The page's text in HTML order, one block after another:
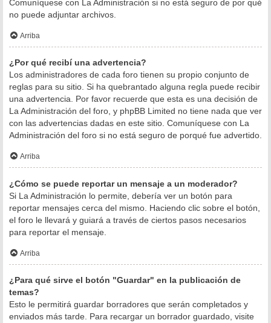
Comuníquese con La Administración si no está seguro de por qué
no puede adjuntar archivos.
Arriba
¿Por qué recibí una advertencia?
Los administradores de cada foro tienen su propio conjunto de
reglas para su sitio. Si ha quebrantado alguna regla puede recibir
una advertencia. Por favor recuerde que esta es una decisión de
La Administración del foro, y phpBB Limited no tiene nada que ver
con las advertencias dadas en este sitio. Comuníquese con La
Administración del foro si no está seguro de porqué fue advertido.
Arriba
¿Cómo se puede reportar un mensaje a un moderador?
Si La Administración lo permite, debería ver un botón para
reportar mensajes cerca del mismo. Haciendo clic sobre el botón,
el foro le llevará y guiará a través de ciertos pasos necesarios
para reportar el mensaje.
Arriba
¿Para qué sirve el botón "Guardar" en la publicación de
temas?
Esto le permitirá guardar borradores que serán completados y
enviados más tarde. Para recargar un borrador guardado, visite